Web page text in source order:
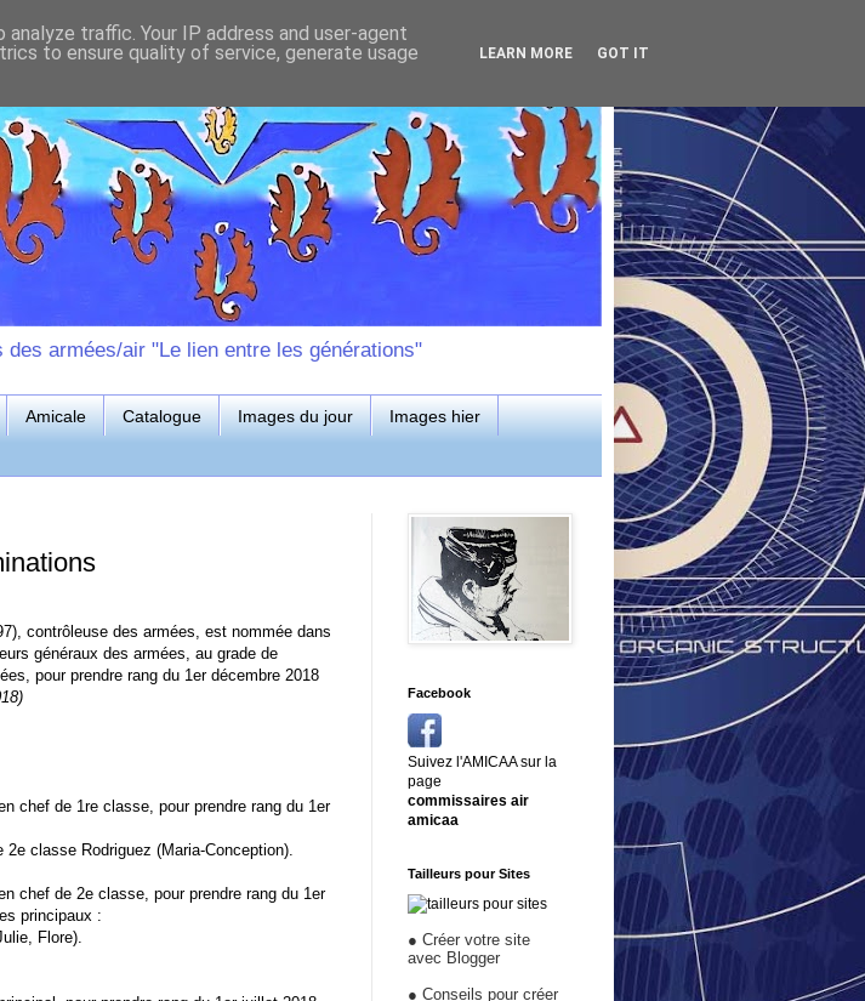
armées/air "Le lien entre les générations"
Amicale Catalogue Images du jour Images hier
contrôleuse des armées, est nommée dans
généraux des armées, au grade de
pour prendre rang du 1er décembre 2018
chef de 1re classe, pour prendre rang du 1er
classe Rodriguez (Maria-Conception).
chef de 2e classe, pour prendre rang du 1er
principaux :
Flore).
Facebook
Suivez l'AMICAA sur la
page
commissaires air
amicaa
Tailleurs pour Sites
● Créer votre site
avec Blogger
● Conseils pour créer
traffic. Your IP address and user-agent
to ensure quality of service, generate usage
LEARN MORE GOT IT